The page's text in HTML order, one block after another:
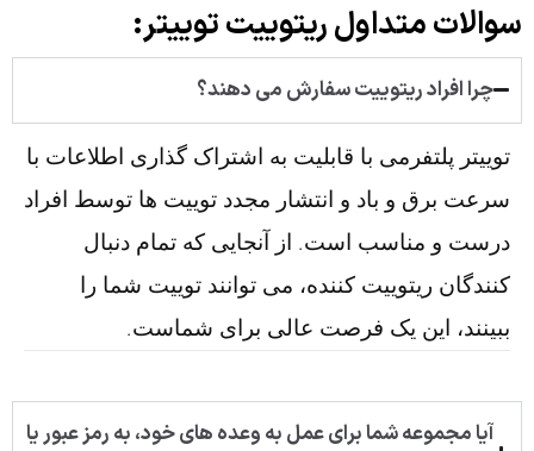
سوالات متداول ریتوییت توییتر:
چرا افراد ریتوییت سفارش می دهند؟
توییتر پلتفرمی با قابلیت به اشتراک گذاری اطلاعات با
سرعت برق و باد و انتشار مجدد توییت ها توسط افراد
درست و مناسب است. از آنجایی که تمام دنبال
کنندگان ریتوییت کننده، می توانند توییت شما را
ببینند، این یک فرصت عالی برای شماست.
آیا مجموعه شما برای عمل به وعده های خود، به رمز عبور یا